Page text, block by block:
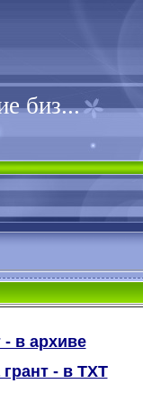
биз...
- в архиве
- в TXT